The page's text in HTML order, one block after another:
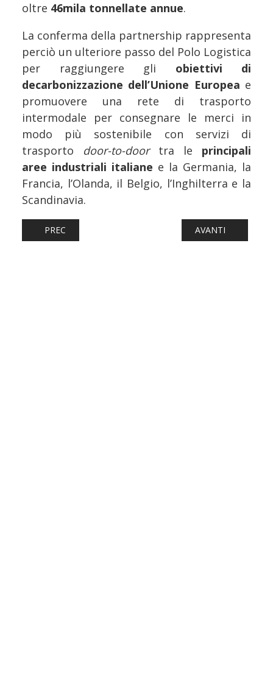
oltre 46mila tonnellate annue.
La conferma della partnership rappresenta
perciò un ulteriore passo del Polo Logistica
per raggiungere gli obiettivi di
decarbonizzazione dell’Unione Europea e
promuovere una rete di trasporto
intermodale per consegnare le merci in
modo più sostenibile con servizi di
trasporto door-to-doortra le principali
aree industriali italiane e la Germania, la
Francia, l’Olanda, il Belgio, l’Inghilterra e la
Scandinavia.
ARTICOLO PRECEDENTE: FERROVIE: LA TBM IDA È A
PREC ARTICOLO
AVANTI